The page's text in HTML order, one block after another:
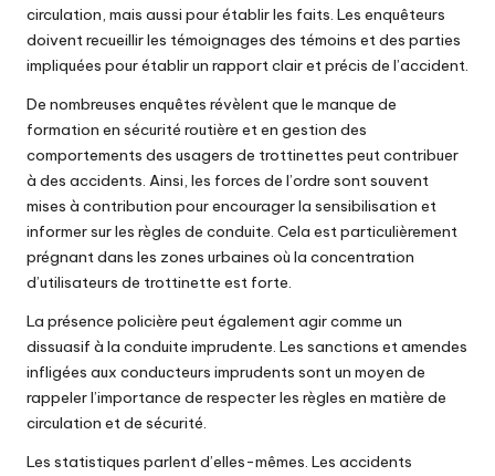
circulation, mais aussi pour établir les faits. Les enquêteurs
doivent recueillir les témoignages des témoins et des parties
impliquées pour établir un rapport clair et précis de l’accident.
De nombreuses enquêtes révèlent que le manque de
formation en sécurité routière et en gestion des
comportements des usagers de trottinettes peut contribuer
à des accidents. Ainsi, les forces de l’ordre sont souvent
mises à contribution pour encourager la sensibilisation et
informer sur les règles de conduite. Cela est particulièrement
prégnant dans les zones urbaines où la concentration
d’utilisateurs de trottinette est forte.
La présence policière peut également agir comme un
dissuasif à la conduite imprudente. Les sanctions et amendes
infligées aux conducteurs imprudents sont un moyen de
rappeler l’importance de respecter les règles en matière de
circulation et de sécurité.
Les statistiques parlent d’elles-mêmes. Les accidents